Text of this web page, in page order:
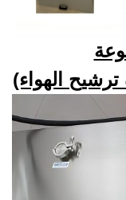
ترشيح الهواء)